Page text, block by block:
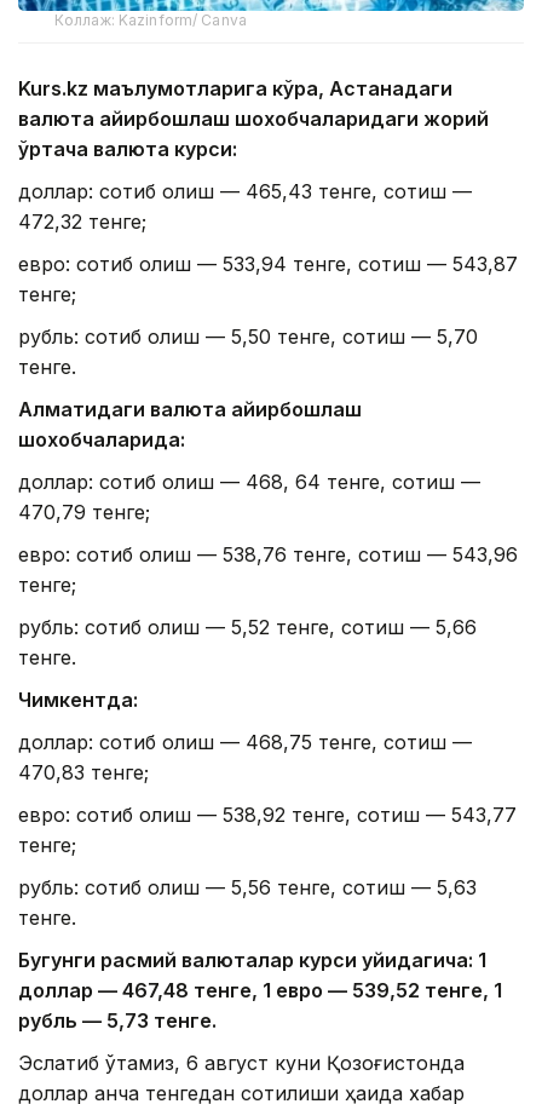
Коллаж: Kazinform/ Canva
Kurs.kz маълумотларига кўра, Астанадаги
валюта айирбошлаш шохобчаларидаги жорий
ўртача валюта курси:
доллар: сотиб олиш — 465,43 тенге, сотиш —
472,32 тенге;
евро: сотиб олиш — 533,94 тенге, сотиш — 543,87
тенге;
рубль: сотиб олиш — 5,50 тенге, сотиш — 5,70
тенге.
Алматидаги валюта айирбошлаш
шохобчаларида:
доллар: сотиб олиш — 468, 64 тенге, сотиш —
470,79 тенге;
евро: сотиб олиш — 538,76 тенге, сотиш — 543,96
тенге;
рубль: сотиб олиш — 5,52 тенге, сотиш — 5,66
тенге.
Чимкентда:
доллар: сотиб олиш — 468,75 тенге, сотиш —
470,83 тенге;
евро: сотиб олиш — 538,92 тенге, сотиш — 543,77
тенге;
рубль: сотиб олиш — 5,56 тенге, сотиш — 5,63
тенге.
Бугунги расмий валюталар курси қуйидагича: 1
доллар — 467,48 тенге, 1 евро — 539,52 тенге, 1
рубль — 5,73 тенге.
Эслатиб ўтамиз, 6 август куни Қозоғистонда
доллар қанча тенгедан сотилиши ҳақида хабар